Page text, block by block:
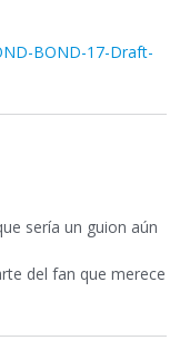
BOND-17-Draft-
sería un guion aún
del fan que merece